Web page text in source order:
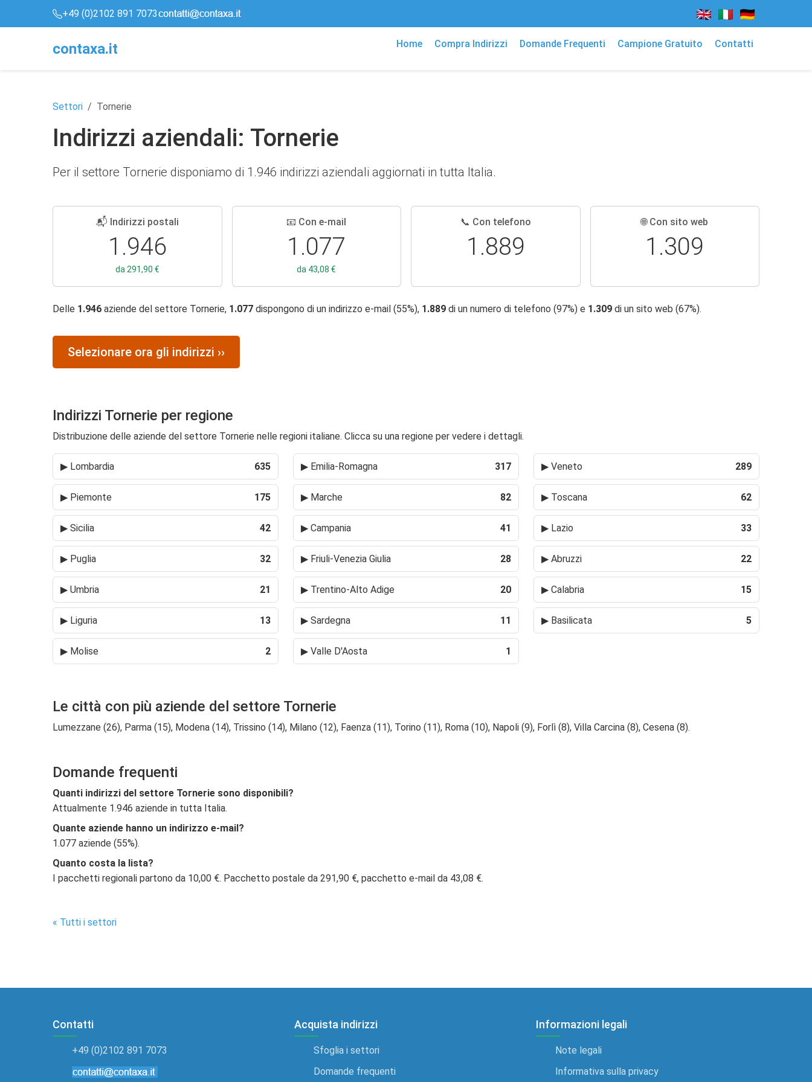
+49 (0)2102 891 7073
contaxa.it Home Compra Indirizzi Domande Frequenti Campione Gratuito Contatti
Settori Tornerie
Indirizzi aziendali: Tornerie
Per il settore Tornerie disponiamo di 1.946 indirizzi aziendali aggiornati in tutta Italia.
📬 Indirizzi postali
1.946
da 291,90 €
📧 Con e-mail
1.077
da 43,08 €
📞 Con telefono
1.889
🌐 Con sito web
1.309
Delle 1.946 aziende del settore Tornerie, 1.077 dispongono di un indirizzo e-mail (55%), 1.889 di un numero di telefono (97%) e 1.309 di un sito web (67%).
Selezionare ora gli indirizzi ››
Indirizzi Tornerie per regione
Distribuzione delle aziende del settore Tornerie nelle regioni italiane. Clicca su una regione per vedere i dettagli.
▶ Lombardia 635 ▶ Emilia-Romagna 317 ▶ Veneto 289
▶ Piemonte 175 ▶ Marche 82 ▶ Toscana 62
▶ Sicilia 42 ▶ Campania 41 ▶ Lazio 33
▶ Puglia 32 ▶ Friuli-Venezia Giulia 28 ▶ Abruzzi 22
▶ Umbria 21 ▶ Trentino-Alto Adige 20 ▶ Calabria 15
▶ Liguria 13 ▶ Sardegna 11 ▶ Basilicata 5
▶ Molise 2 ▶ Valle D'Aosta 1
Le città con più aziende del settore Tornerie
Lumezzane (26), Parma (15), Modena (14), Trissino (14), Milano (12), Faenza (11), Torino (11), Roma (10), Napoli (9), Forlì (8), Villa Carcina (8), Cesena (8).
Domande frequenti
Quanti indirizzi del settore Tornerie sono disponibili?
Attualmente 1.946 aziende in tutta Italia.
Quante aziende hanno un indirizzo e-mail?
1.077 aziende (55%).
Quanto costa la lista?
I pacchetti regionali partono da 10,00 €. Pacchetto postale da 291,90 €, pacchetto e-mail da 43,08 €.
« Tutti i settori
Contatti
+49 (0)2102 891 7073
Acquista indirizzi
Sfoglia i settori
Domande frequenti
Informazioni legali
Note legali
Informativa sulla privacy